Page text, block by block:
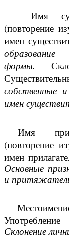
Имя
(повторение
имен
формы.
собственные
имен
Имя
(повторение
имен
Основные
и
Склонение